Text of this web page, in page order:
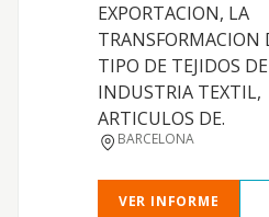
EXPORTACION, LA
TRANSFORMACION
TIPO DE TEJIDOS
INDUSTRIA TEXTIL,
ARTICULOS DE.
BARCELONA
VER INFORME